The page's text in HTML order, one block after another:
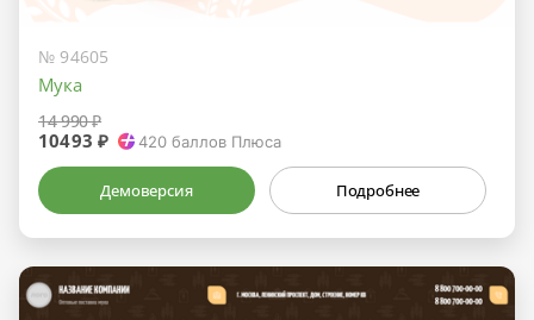
№ 94605
Мука
14 990 ₽
10493 ₽ 420 баллов Плюса
Демоверсия Подробнее